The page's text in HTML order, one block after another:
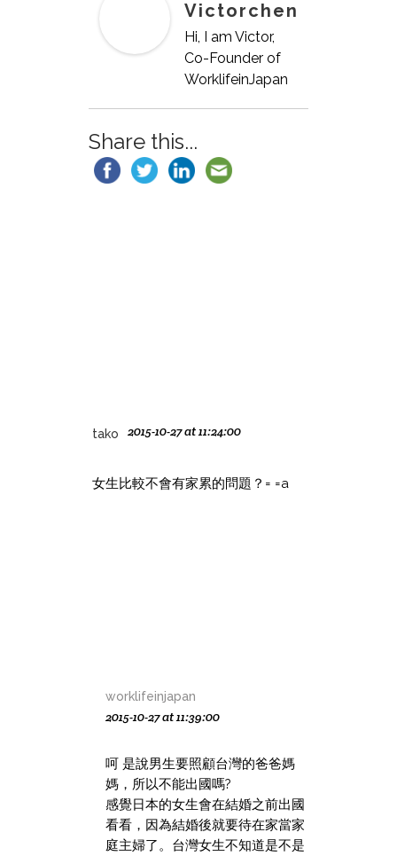
Victorchen
Hi, I am Victor,
Co-Founder of
WorklifeinJapan
Share this...
tako 2015-10-27 at 11:24:00
女生比較不會有家累的問題？= =a
worklifeinjapan
2015-10-27 at 11:39:00
呵 是說男生要照顧台灣的爸爸媽
媽，所以不能出國嗎?
感覺日本的女生會在結婚之前出國
看看，因為結婚後就要待在家當家
庭主婦了。台灣女生不知道是不是